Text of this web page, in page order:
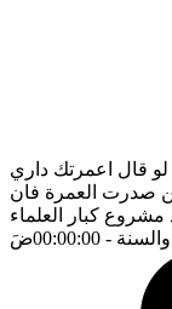
لو قال اعمرتك داري
صدرت العمرة فان
مشروع كبار العلماء
والسنة - 00:00:00 ضَ